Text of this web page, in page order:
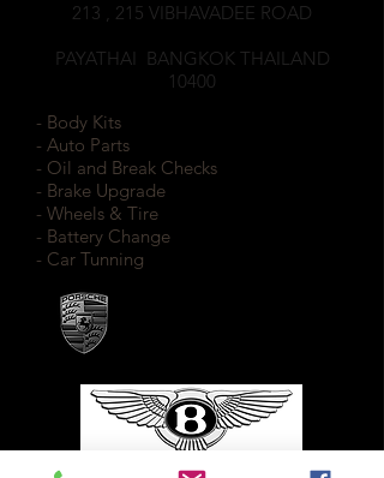
213 , 215 VIBHAVADEE ROAD
PAYATHAI BANGKOK THAILAND
10400
- Body Kits
- Auto Parts
- Oil and Break Checks
- Brake Upgrade
- Wheels & Tire
- Battery Change
- Car Tunning